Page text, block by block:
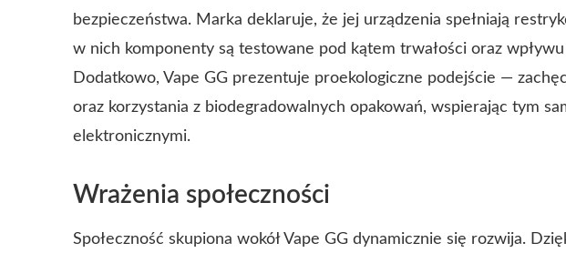
bezpieczeństwa. Marka deklaruje, że jej urządzenia spełniają
w nich komponenty są testowane pod kątem trwałości oraz
Dodatkowo, Vape GG prezentuje proekologiczne podejście —
oraz korzystania z biodegradowalnych opakowań, wspierając tym
elektronicznymi.
Wrażenia społeczności
Społeczność skupiona wokół Vape GG dynamicznie się rozwija.